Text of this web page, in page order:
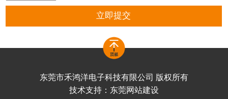
立即提交
东莞市禾鸿洋电子科技有限公司 版权所有
技术支持： 东莞网站建设